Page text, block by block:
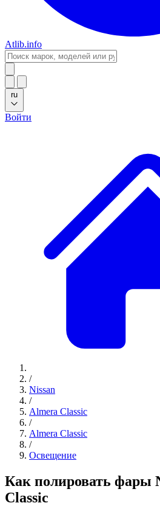
Atlib.info
ru
Войти
/
Nissan
/
Almera Classic
/
Almera Classic
/
Освещение
Как полировать фары
Classic